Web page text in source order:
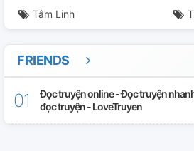
Tâm Linh
FRIENDS
Đọc truyện online - Đọc truyện
đọc truyện - LoveTruyen